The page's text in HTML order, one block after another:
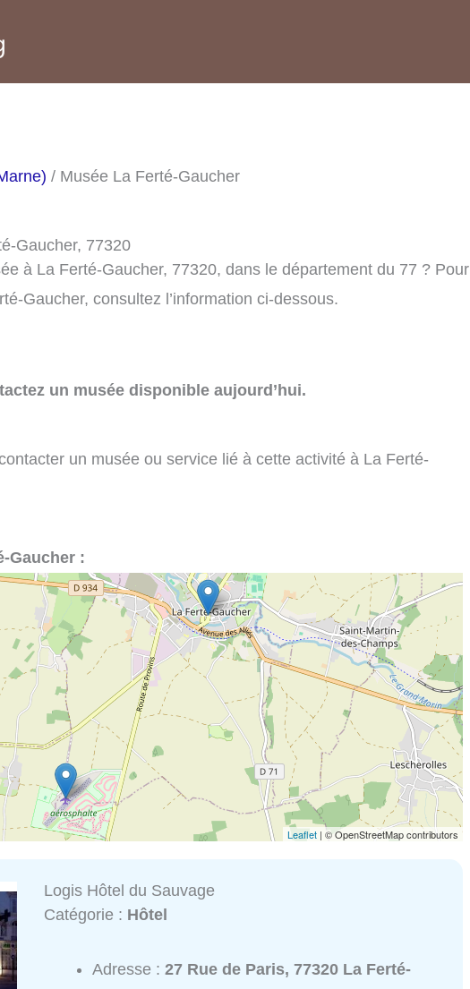
/ Musée La Ferté-Gaucher
Gaucher, 77320
à La Ferté-Gaucher, 77320, dans le département du 77 ? Pour
Gaucher, consultez l’information ci-dessous.
un musée disponible aujourd’hui.
un musée ou service lié à cette activité à La Ferté-
Gaucher :
Leaflet | © OpenStreetMap contributors
Logis Hôtel du Sauvage
Catégorie : Hôtel
Adresse :27 Rue de Paris, 77320 La Ferté-